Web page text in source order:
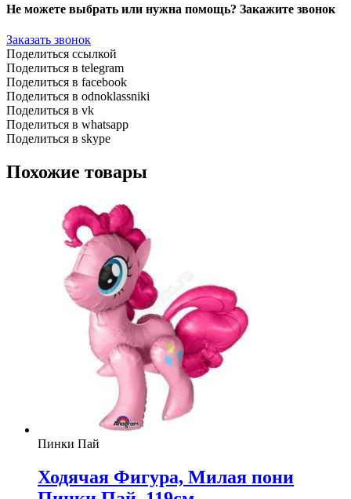
Не можете выбрать или нужна помощь? Закажите звонок
Заказать звонок
Поделиться ссылкой
Поделиться в telegram
Поделиться в facebook
Поделиться в odnoklassniki
Поделиться в vk
Поделиться в whatsapp
Поделиться в skype
Похожие товары
Пинки Пай
Ходячая Фигура, Милая пони